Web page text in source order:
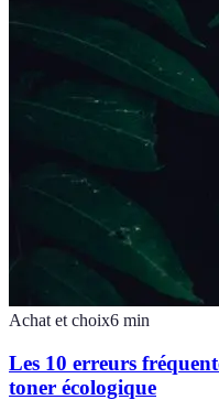
Achat et choix6 min
Les 10 erreurs
toner écologique